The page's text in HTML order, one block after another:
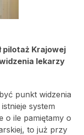
pilotaż Krajowej
lekarzy
punkt widzenia
system
o ile pamiętamy o
to już przy